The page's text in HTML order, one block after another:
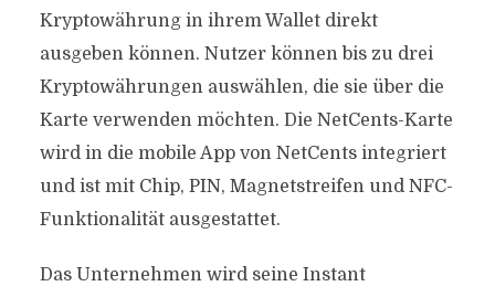
Kryptowährung in ihrem Wallet direkt
ausgeben können. Nutzer können bis zu drei
Kryptowährungen auswählen, die sie über die
Karte verwenden möchten. Die NetCents-Karte
wird in die mobile App von NetCents integriert
und ist mit Chip, PIN, Magnetstreifen und NFC-
Funktionalität ausgestattet.
Das Unternehmen wird seine Instant